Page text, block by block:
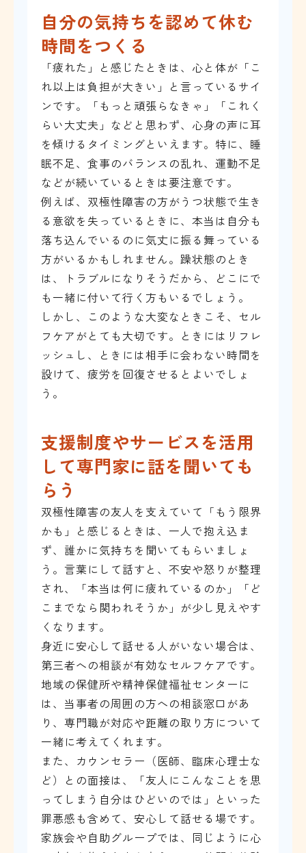
自分の気持ちを認めて休む
時間をつくる
「疲れた」と感じたときは、心と体が「こ
れ以上は負担が大きい」と言っているサイ
ンです。「もっと頑張らなきゃ」「これく
らい大丈夫」などと思わず、心身の声に耳
を傾けるタイミングといえます。特に、睡
眠不足、食事のバランスの乱れ、運動不足
などが続いているときは要注意です。
例えば、双極性障害の方がうつ状態で生き
る意欲を失っているときに、本当は自分も
落ち込んでいるのに気丈に振る舞っている
方がいるかもしれません。躁状態のとき
は、トラブルになりそうだから、どこにで
も一緒に付いて行く方もいるでしょう。
しかし、このような大変なときこそ、セル
フケアがとても大切です。ときにはリフレ
ッシュし、ときには相手に会わない時間を
設けて、疲労を回復させるとよいでしょ
う。
支援制度やサービスを活用
して専門家に話を聞いても
らう
双極性障害の友人を支えていて「もう限界
かも」と感じるときは、一人で抱え込ま
ず、誰かに気持ちを聞いてもらいましょ
う。言葉にして話すと、不安や怒りが整理
され、「本当は何に疲れているのか」「ど
こまでなら関われそうか」が少し見えやす
くなります。
身近に安心して話せる人がいない場合は、
第三者への相談が有効なセルフケアです。
地域の保健所や精神保健福祉センターに
は、当事者の周囲の方への相談窓口があ
り、専門職が対応や距離の取り方について
一緒に考えてくれます。
また、カウンセラー（医師、臨床心理士な
ど）との面接は、「友人にこんなことを思
ってしまう自分はひどいのでは」といった
罪悪感も含めて、安心して話せる場です。
家族会や自助グループでは、同じように心